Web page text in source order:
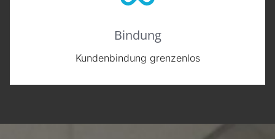
Bindung
Kundenbindung grenzenlos